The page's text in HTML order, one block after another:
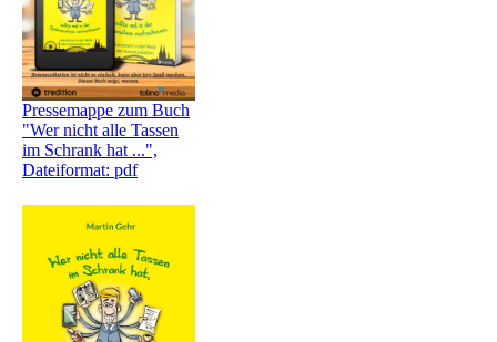
Pressemappe zum Buch
"Wer nicht alle Tassen
im Schrank hat ...",
Dateiformat: pdf